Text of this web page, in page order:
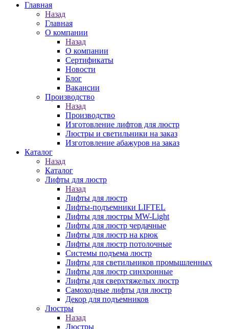
Главная
Назад
Главная
О компании
Назад
О компании
Сертификаты
Новости
Блог
Вакансии
Производство
Назад
Производство
Изготовление лифтов для люстр
Люстры и светильники на заказ
Изготовление абажуров на заказ
Каталог
Назад
Каталог
Лифты для люстр
Назад
Лифты для люстр
Лифты-подъемники LIFTEL
Лифты для люстры MW-Light
Лифты для люстр чердачные
Лифты для люстр на крюк
Лифты для люстр потолочные
Системы подъема люстр
Лифты для светильников промышленных
Лифты для люстр синхронные
Лифты для сверхтяжелых люстр
Самоходные лифты для люстр
Декор для подъемников
Люстры
Назад
Люстры